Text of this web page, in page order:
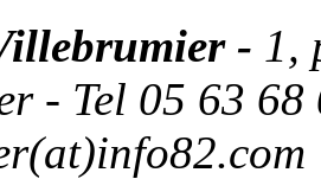
- 1,
- Tel 05 63